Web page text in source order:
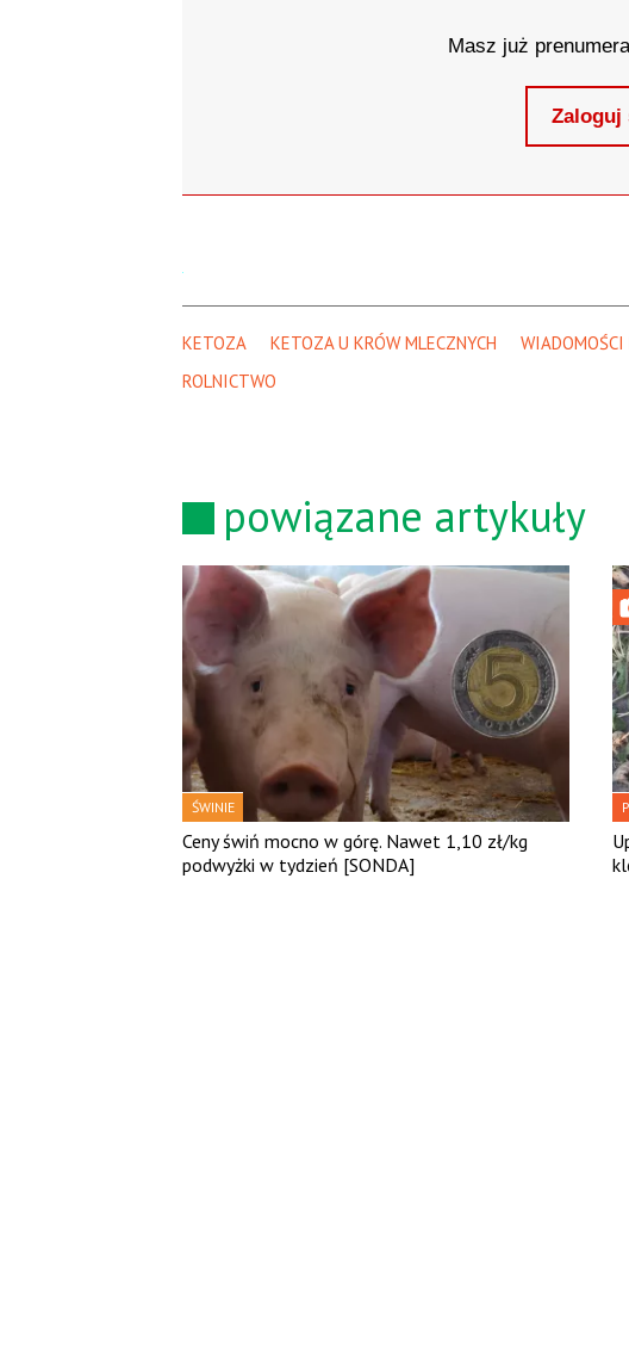
Masz już
Zaloguj
KETOZA KETOZA U KRÓW MLECZNYCH WIADOMOŚCI
ROLNICTWO
powiązane artykuły
ŚWINIE
Ceny świń mocno w górę. Nawet 1,10 zł/kg
podwyżki w tydzień [SONDA]